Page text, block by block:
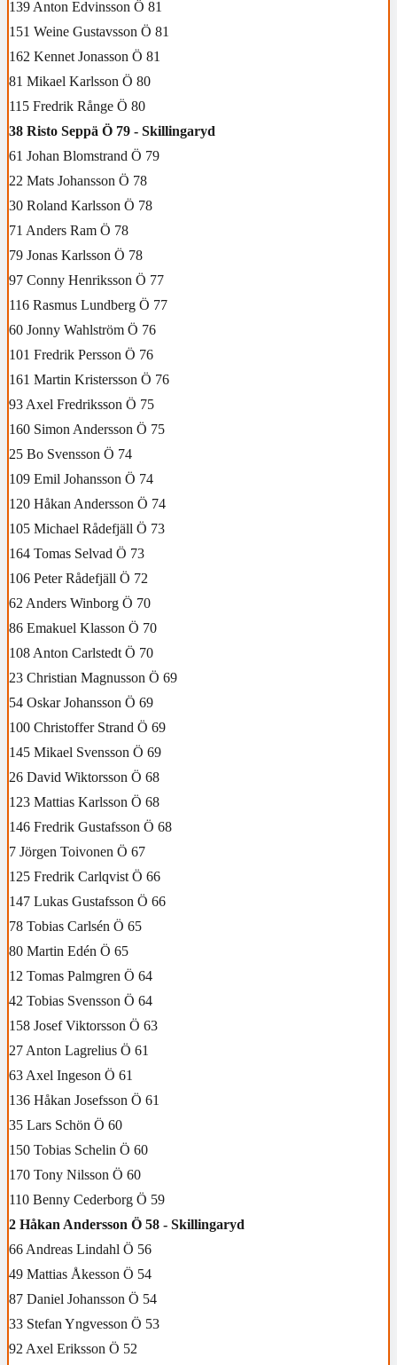
139 Anton Edvinsson Ö 81
151 Weine Gustavsson Ö 81
162 Kennet Jonasson Ö 81
81 Mikael Karlsson Ö 80
115 Fredrik Rånge Ö 80
38 Risto Seppä Ö 79 - Skillingaryd
61 Johan Blomstrand Ö 79
22 Mats Johansson Ö 78
30 Roland Karlsson Ö 78
71 Anders Ram Ö 78
79 Jonas Karlsson Ö 78
97 Conny Henriksson Ö 77
116 Rasmus Lundberg Ö 77
60 Jonny Wahlström Ö 76
101 Fredrik Persson Ö 76
161 Martin Kristersson Ö 76
93 Axel Fredriksson Ö 75
160 Simon Andersson Ö 75
25 Bo Svensson Ö 74
109 Emil Johansson Ö 74
120 Håkan Andersson Ö 74
105 Michael Rådefjäll Ö 73
164 Tomas Selvad Ö 73
106 Peter Rådefjäll Ö 72
62 Anders Winborg Ö 70
86 Emakuel Klasson Ö 70
108 Anton Carlstedt Ö 70
23 Christian Magnusson Ö 69
54 Oskar Johansson Ö 69
100 Christoffer Strand Ö 69
145 Mikael Svensson Ö 69
26 David Wiktorsson Ö 68
123 Mattias Karlsson Ö 68
146 Fredrik Gustafsson Ö 68
7 Jörgen Toivonen Ö 67
125 Fredrik Carlqvist Ö 66
147 Lukas Gustafsson Ö 66
78 Tobias Carlsén Ö 65
80 Martin Edén Ö 65
12 Tomas Palmgren Ö 64
42 Tobias Svensson Ö 64
158 Josef Viktorsson Ö 63
27 Anton Lagrelius Ö 61
63 Axel Ingeson Ö 61
136 Håkan Josefsson Ö 61
35 Lars Schön Ö 60
150 Tobias Schelin Ö 60
170 Tony Nilsson Ö 60
110 Benny Cederborg Ö 59
2 Håkan Andersson Ö 58 - Skillingaryd
66 Andreas Lindahl Ö 56
49 Mattias Åkesson Ö 54
87 Daniel Johansson Ö 54
33 Stefan Yngvesson Ö 53
92 Axel Eriksson Ö 52